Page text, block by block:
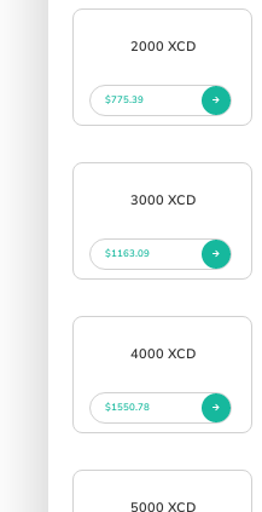
2000 XCD
$775.39
3000 XCD
$1163.09
4000 XCD
$1550.78
5000 XCD